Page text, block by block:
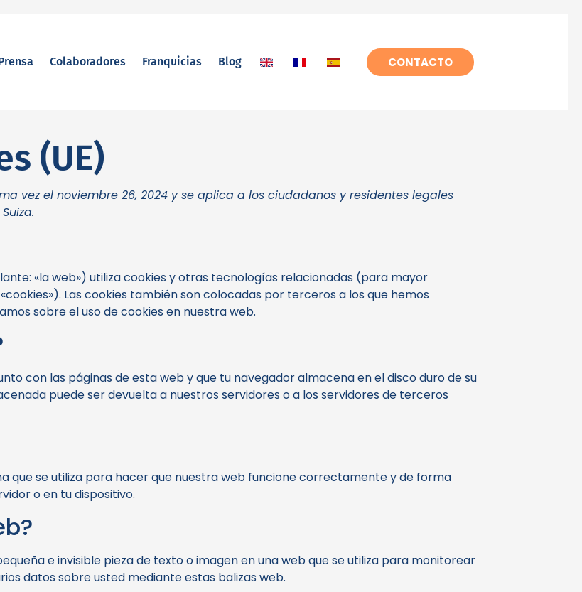
Colaboradores Franquicias Blog CONTACTO
(UE)
vez el noviembre 26, 2024 y se aplica a los ciudadanos y residentes legales
«la web») utiliza cookies y otras tecnologías relacionadas (para mayor
Las cookies también son colocadas por terceros a los que hemos
sobre el uso de cookies en nuestra web.
con las páginas de esta web y que tu navegador almacena en el disco duro de su
puede ser devuelta a nuestros servidores o a los servidores de terceros
que se utiliza para hacer que nuestra web funcione correctamente y de forma
o en tu dispositivo.
e invisible pieza de texto o imagen en una web que se utiliza para monitorear
datos sobre usted mediante estas balizas web.